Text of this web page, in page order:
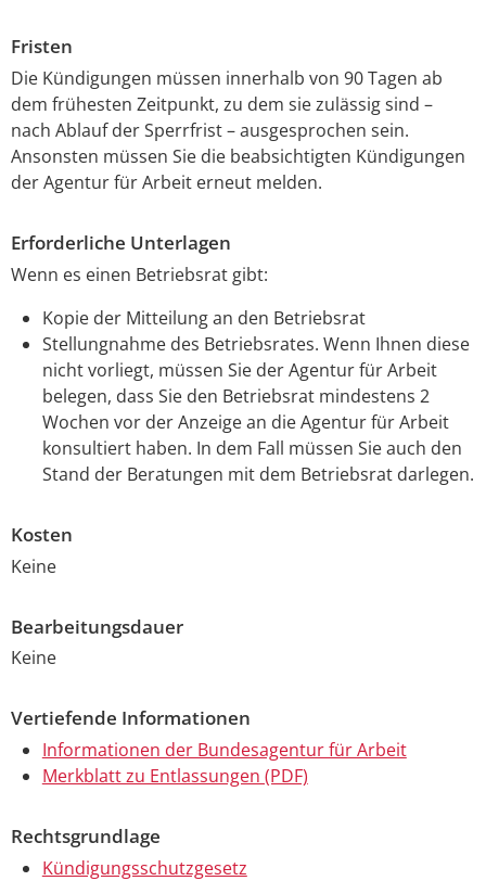
Fristen
Die Kündigungen müssen innerhalb von 90 Tagen ab
dem frühesten Zeitpunkt, zu dem sie zulässig sind –
nach Ablauf der Sperrfrist – ausgesprochen sein.
Ansonsten müssen Sie die beabsichtigten Kündigungen
der Agentur für Arbeit erneut melden.
Erforderliche Unterlagen
Wenn es einen Betriebsrat gibt:
Kopie der Mitteilung an den Betriebsrat
Stellungnahme des Betriebsrates. Wenn Ihnen diese
nicht vorliegt, müssen Sie der Agentur für Arbeit
belegen, dass Sie den Betriebsrat mindestens 2
Wochen vor der Anzeige an die Agentur für Arbeit
konsultiert haben. In dem Fall müssen Sie auch den
Stand der Beratungen mit dem Betriebsrat darlegen.
Kosten
Keine
Bearbeitungsdauer
Keine
Vertiefende Informationen
Informationen der Bundesagentur für Arbeit
Merkblatt zu Entlassungen (PDF)
Rechtsgrundlage
Kündigungsschutzgesetz